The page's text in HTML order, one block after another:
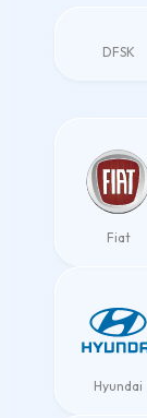
DFSK
Fiat
Hyundai